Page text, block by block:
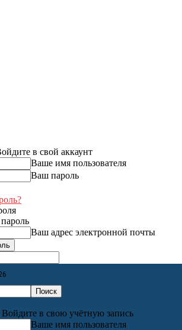
в свой аккаунт
Ваше имя пользователя
Ваш пароль
Ваш адрес электронной почты
в свою учётную запись
Ваше имя пользователя